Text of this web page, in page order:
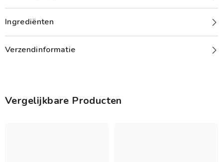
Ingrediënten
Verzendinformatie
Vergelijkbare Producten